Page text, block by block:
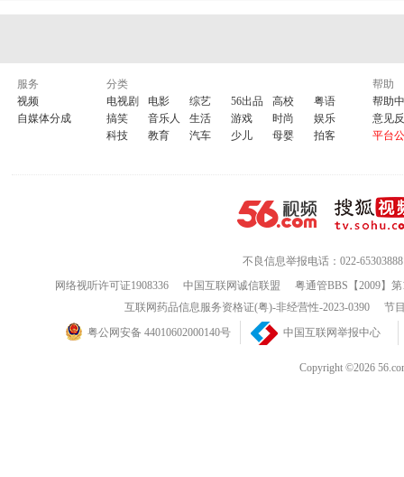
服务
视频
自媒体分成
分类
电视剧
电影 综艺 56出品 高校
粤语
搞笑
音乐人 生活 游戏 时尚
娱乐
科技
教育 汽车 少儿 母婴 拍客
帮助
帮助
意见
平台
不良信息举报电话：022-65303888
网络视听许可证1908336
中国互联网诚信联盟
粤通管BBS【2009】
互联网药品信息服务资格证(粤)-非经营性-2023-0390
节
粤公网安备 44010602000140号
中国互联网举报中心
Copyright ©2026